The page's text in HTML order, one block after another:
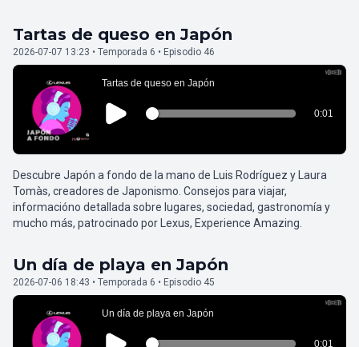
Tartas de queso en Japón
2026-07-07 13:23 • Temporada 6 • Episodio 46
Descubre Japón a fondo de la mano de Luis Rodríguez y Laura
Tomàs, creadores de Japonismo. Consejos para viajar,
informacióno detallada sobre lugares, sociedad, gastronomía y
mucho más, patrocinado por Lexus, Experience Amazing.
Un día de playa en Japón
2026-07-06 18:43 • Temporada 6 • Episodio 45